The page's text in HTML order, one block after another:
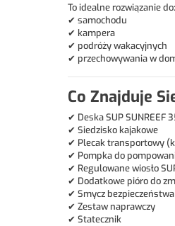
To idealne rozwiązanie do:
✔ samochodu
✔ kampera
✔ podróży wakacyjnych
✔ przechowywania w
Co Znajduje
✔ Deska SUP SUNREEF
✔ Siedzisko kajakowe
✔ Plecak transportowy
✔ Pompka do
✔ Regulowane wiosło
✔ Dodatkowe pióro do
✔ Smycz
✔ Zestaw naprawczy
✔ Statecznik